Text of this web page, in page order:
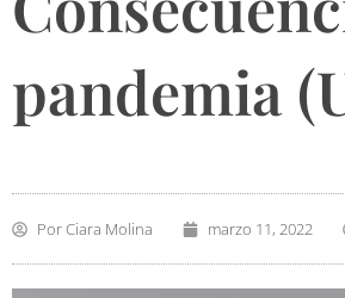
pandemia
PorCiara Molina marzo 11, 2022